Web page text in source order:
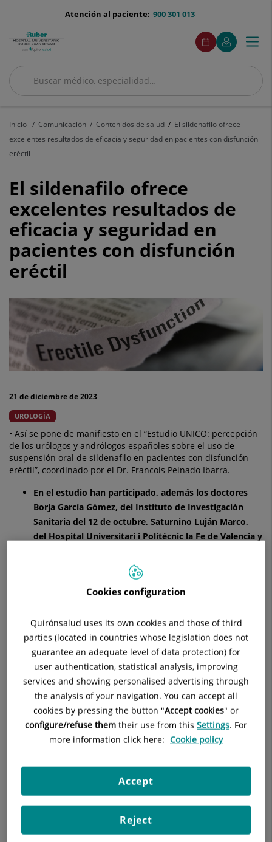
menu-
900 301 013
Atención al paciente:
Buscar
Buscar
menuAcceso
Pedir
cita
Este
enlace
se
en
Mi
Quirónsalud
Este
enlace
se
en
ventana
nueva.
Menú
Inicio Comunicación Contenidos de salud
El sildenafilo ofrece
excelentes resultados de eficacia y seguridad en pacientes con disfunción
eréctil
El
sildenafilo
ofrece
excelentes
resultados
de
eficacia
y
seguridad
en
pacientes
con
disfunción
El sildenafilo ofrece
excelentes resultados de
eficacia y seguridad en
pacientes con disfunción
eréctil
21 de diciembre de 2023
UROLOGÍA
• Así se pone de manifiesto en el “Estudio UNICO: percepción
de los urólogos y andrólogos españoles sobre el uso de
suspensión oral de sildenafilo en pacientes con disfunción
eréctil”, coordinado por el Dr. Francois Peinado Ibarra.
En el estudio han participado, además los doctores
Borja García Gómez, del Instituto de Investigación
Sanitaria del 12 de octubre, Saturnino Luján Marco,
del Hospital Universitari i Politécnic la Fe de Valencia y
Universitario de Alicante Dr Balmis.
disfunción eréctil (DE) afecta a
uno de cada cinco
, según los resultados de diferentes
patologías orgánicas(60% de los casos) -siendo la
enfermedad coronaria el factor predominante-, elestrés, la
ansiedad olosconflictos de pareja.
principal tratamiento para la DEes el uso de Inhibidores
de la fosfodiesterasa-5 (iPDE-5), entre los que se encuentra el
sildenafilo, el fármaco con mayor experiencia clínica y
evidencia científica más sólida desde su aparición hace ya 25
Cookies configuration
Quirónsalud uses its own cookies and those of third
parties (located in countries whose legislation does not
guarantee an adequate level of data protection) for
user authentication, statistical analysis, improving
services and showing personalised advertising through
the analysis of your navigation. You can accept all
cookies by pressing the button "Accept cookies" or
configure/refuse them their use from this Settings. For
more information click here: Cookie policy
Reject
Accept